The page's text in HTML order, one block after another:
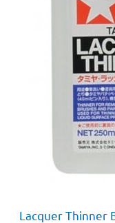
Lacquer Thinner